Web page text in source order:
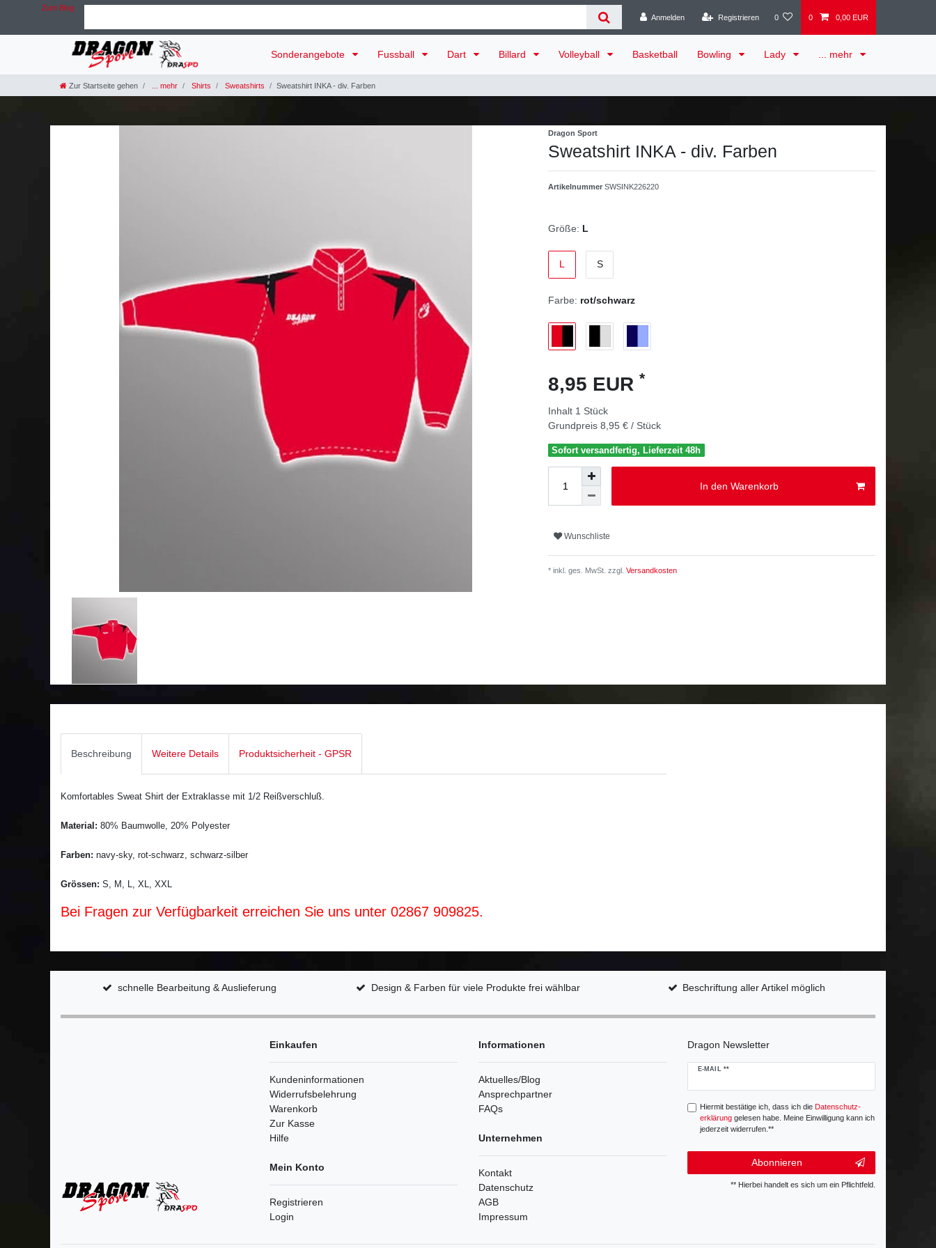
Zum Blog
Anmelden
Registrieren 0 0 0,00 EUR
Sonderangebote Fussball Dart Billard Volleyball Basketball Bowling Lady ... mehr
Zur Startseite gehen ... mehr Shirts Sweatshirts Sweatshirt INKA - div. Farben
Dragon Sport
Sweatshirt INKA - div. Farben
Artikelnummer SWSINK226220
Größe: L
L S
Farbe: rot/schwarz
8,95 EUR *
Inhalt 1 Stück
Grundpreis 8,95 € / Stück
Sofort versandfertig, Lieferzeit 48h
In den Warenkorb
Wunschliste
* inkl. ges. MwSt. zzgl. Versandkosten
Beschreibung Weitere Details Produktsicherheit - GPSR
Komfortables Sweat Shirt der Extraklasse mit 1/2 Reißverschluß.
Material: 80% Baumwolle, 20% Polyester
Farben: navy-sky, rot-schwarz, schwarz-silber
Grössen: S, M, L, XL, XXL
Bei Fragen zur Verfügbarkeit erreichen Sie uns unter 02867 909825.
schnelle Bearbeitung & Auslieferung Design & Farben für viele Produkte frei wählbar Beschriftung aller Artikel möglich
Einkaufen
Kundeninformationen
Widerrufsbelehrung
Warenkorb
Zur Kasse
Hilfe
Mein Konto
Registrieren
Login
Informationen
Aktuelles/Blog
Ansprechpartner
FAQs
Unternehmen
Kontakt
Datenschutz
AGB
Impressum
Dragon Newsletter
E-MAIL **
Newsletter
Hiermit bestätige ich, dass ich die Daten­schutz­
erklärunggelesen habe. Meine Einwilligung kann ich
jederzeit widerrufen.**
Abonnieren
** Hierbei handelt es sich um ein Pflichtfeld.